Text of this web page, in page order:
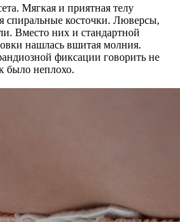
Мягкая и приятная телу
спиральные косточки. Люверсы,
Вместо них и стандартной
нашлась вшитая молния.
фиксации говорить не
было неплохо.